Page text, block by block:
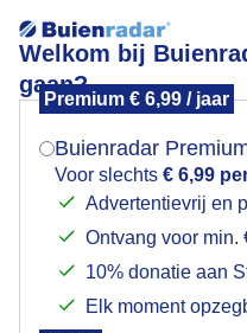
Welkom bij
gaan?
Premium € 6,99 / jaar
Buienradar
Voor slechts € 6,99
Advertentievrij en
Ontvang voor min.
10% donatie aan
Elk moment
Neerslag in Nederland
Actueel +3 uur
18:55
Mogen we je
Indien je hier nog
verschijnt er zo een